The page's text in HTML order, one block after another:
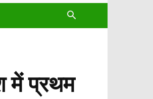
में प्रथम